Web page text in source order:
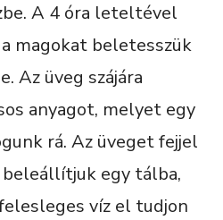
A 4 óra leteltével
magokat beletesszük
Az üveg szájára
anyagot, melyet egy
rá. Az üveget fejjel
egy tálba,
víz el tudjon